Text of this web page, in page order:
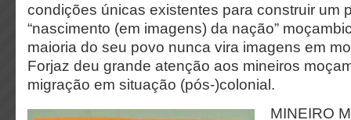
condições únicas existentes para construir um
“nascimento (em imagens) da nação”
maioria do seu povo nunca vira imagens em
Forjaz deu grande atenção aos mineiros
migração em situação (pós-)colonial.
MINEIRO